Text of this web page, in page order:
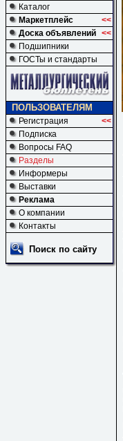
Каталог
Маркетплейс
<<
Доска объявлений <<
Подшипники
ГОСТы и стандарты
ПОЛЬЗОВАТЕЛЯМ
Регистрация
<<
Подписка
Вопросы FAQ
Разделы
Информеры
Выставки
Реклама
О компании
Контакты
Поиск по сайту